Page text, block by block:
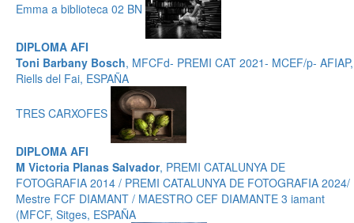
Emma a biblioteca 02 BN
DIPLOMA AFI
Toni Barbany Bosch, MFCFd- PREMI CAT 2021- MCEF/p- AFIAP,
Riells del Fai, ESPAÑA
TRES CARXOFES
DIPLOMA AFI
M Victoria Planas Salvador, PREMI CATALUNYA DE
FOTOGRAFIA 2014 / PREMI CATALUNYA DE FOTOGRAFIA 2024/
Mestre FCF DIAMANT / MAESTRO CEF DIAMANTE 3 iamant
(MFCF, Sitges, ESPAÑA